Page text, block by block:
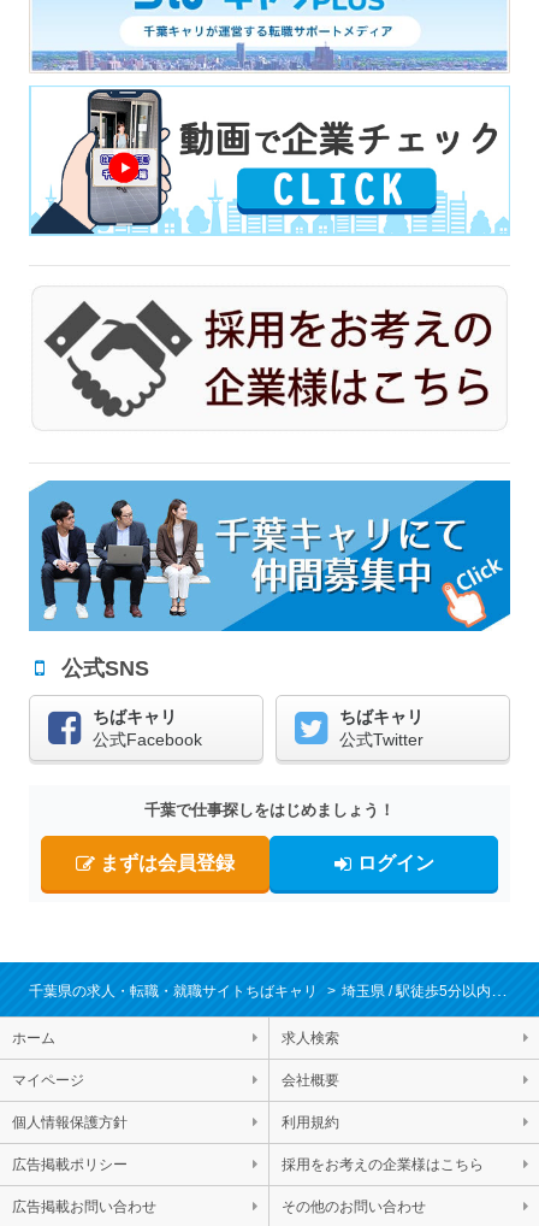
公式SNS
ちばキャリ
公式Facebook
ちばキャリ
公式Twitter
千葉で仕事探しをはじめましょう！
まずは会員登録 ログイン
千葉県の求人・転職・就職サイトちばキャリ 埼玉県 駅徒歩5分以内
ホーム 求人検索
マイページ 会社概要
個人情報保護方針 利用規約
広告掲載ポリシー 採用をお考えの企業様はこちら
広告掲載お問い合わせ その他のお問い合わせ